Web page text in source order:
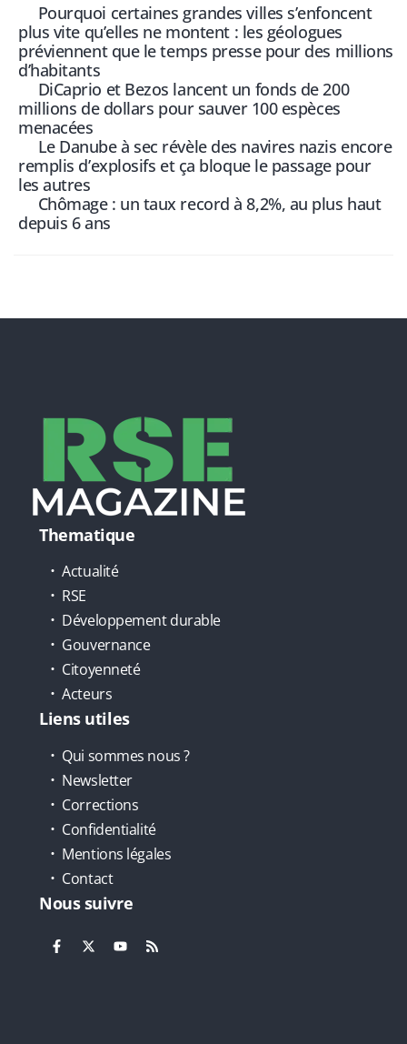
Pourquoi certaines grandes villes s’enfoncent
plus vite qu’elles ne montent : les géologues
préviennent que le temps presse pour des millions
d’habitants
DiCaprio et Bezos lancent un fonds de 200
millions de dollars pour sauver 100 espèces
menacées
Le Danube à sec révèle des navires nazis encore
remplis d’explosifs et ça bloque le passage pour
les autres
Chômage : un taux record à 8,2%, au plus haut
depuis 6 ans
Thematique
Actualité
RSE
Développement durable
Gouvernance
Citoyenneté
Acteurs
Liens utiles
Qui sommes nous ?
Newsletter
Corrections
Confidentialité
Mentions légales
Contact
Nous suivre